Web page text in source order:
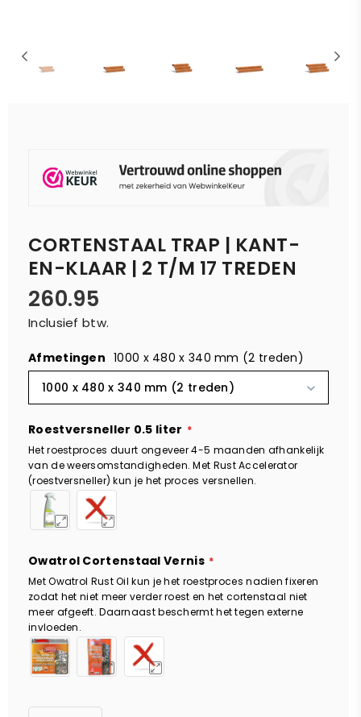
CORTENSTAAL TRAP | KANT-
EN-KLAAR | 2 T/M 17 TREDEN
Normale
prijs
260.95
Inclusief btw.
Afmetingen 1000 x 480 x 340 mm (2 treden)
1000 x 480 x 340 mm (2 treden)
Roestversneller 0.5 liter
Het roestproces duurt ongeveer 4-5 maanden afhankelijk
van de weersomstandigheden. Met Rust Accelerator
(roestversneller) kun je het proces versnellen.
Owatrol Cortenstaal Vernis
Met Owatrol Rust Oil kun je het roestproces nadien fixeren
zodat het niet meer verder roest en het cortenstaal niet
meer afgeeft. Daarnaast beschermt het tegen externe
invloeden.